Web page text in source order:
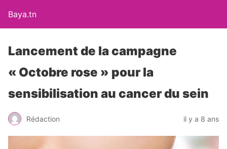
Baya.tn
Lancement de la campagne
« Octobre rose » pour la
sensibilisation au cancer du sein
Rédaction il y a 8 ans